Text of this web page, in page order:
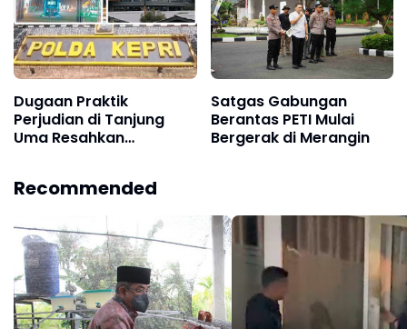
Dugaan Praktik
Perjudian di Tanjung
Uma Resahkan
Satgas Gabungan
Berantas PETI Mulai
Bergerak di Merangin
Recommended